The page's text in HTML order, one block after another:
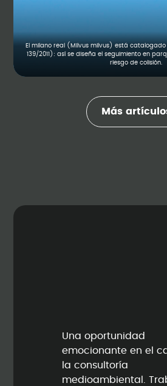
El milano real (Milvus milvus) está catalogado
139/2011): así se diseña el seguimiento en
riesgo de colisión.
Más
Una oportunidad
emocionante en el
la consultoría
medioambiental.